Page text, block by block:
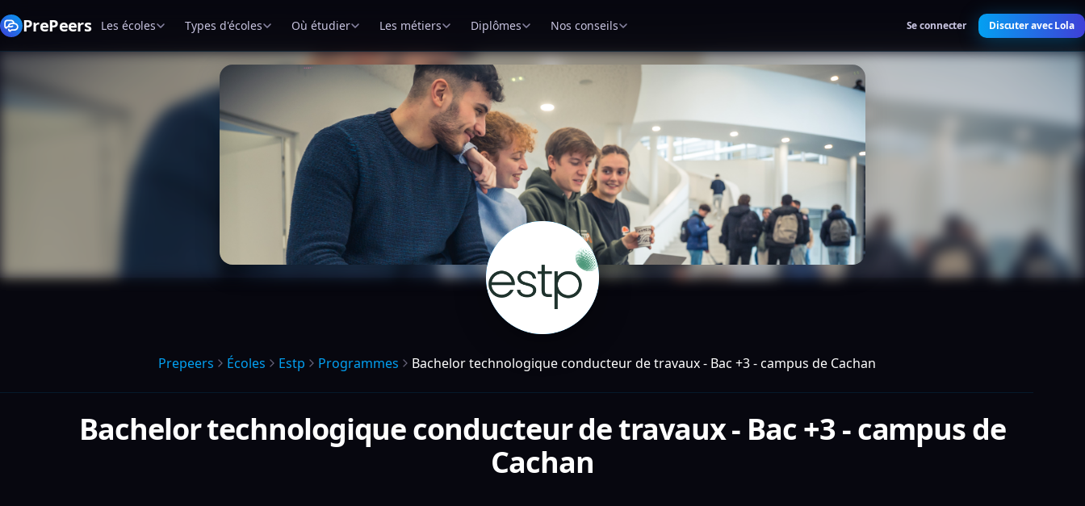
PrePeers Les écoles Types d'écoles Où étudier Les métiers Diplômes Nos conseils Se connecter Discuter avec Lola
Prepeers Écoles Estp Programmes Bachelor technologique conducteur de travaux - Bac +3 - campus de Cachan
Bachelor technologique conducteur de travaux - Bac +3 - campus de
Cachan